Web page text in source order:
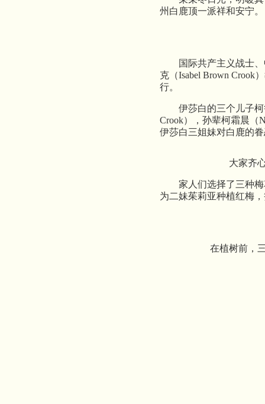
州白鹿顶一派祥和安宁。
国际共产主义战士
克（Isabel Brown Crook
行。
伊莎白的三个儿子柯
Crook），孙辈柯霜晨（
伊莎白三姐妹对白鹿的
大家齐
家人们选择了三种
为二妹茱莉亚种植红梅
在植树前，